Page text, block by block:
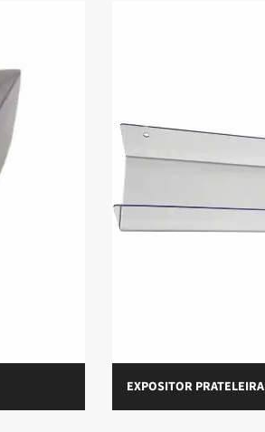
EXPOSITOR PRATELEIRA